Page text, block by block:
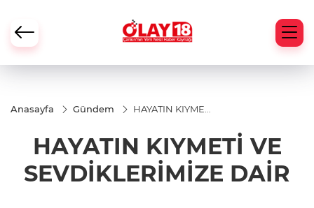
Anasayfa Gündem
HAYATIN KIYMETİ
DAİR
HAYATIN KIYMETİ VE
SEVDİKLERİMİZE DAİR